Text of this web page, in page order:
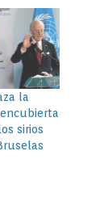
la
sirios